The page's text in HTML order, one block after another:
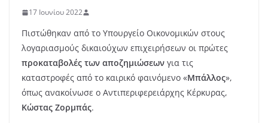
17 Ιουνίου 2022
Πιστώθηκαν από το Υπουργείο Οικονομικών στους
λογαριασμούς δικαιούχων επιχειρήσεων οι πρώτες
προκαταβολές των αποζημιώσεων για τις
καταστροφές από το καιρικό φαινόμενο «Μπάλλος»,
όπως ανακοίνωσε ο Αντιπεριφερειάρχης Κέρκυρας,
Κώστας Ζορμπάς.